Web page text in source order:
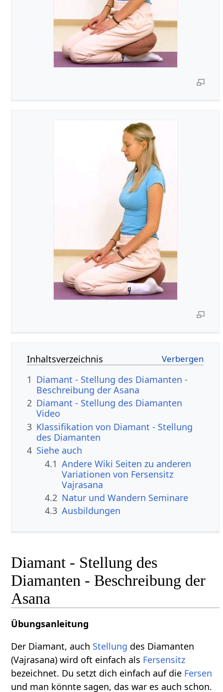
Inhaltsverzeichnis
1 Diamant - Stellung des Diamanten -
Beschreibung der Asana
2 Diamant - Stellung des Diamanten
Video
3 Klassifikation von Diamant - Stellung
des Diamanten
4 Siehe auch
4.1 Andere Wiki Seiten zu anderen
Variationen von Fersensitz
Vajrasana
4.2 Natur und Wandern Seminare
4.3 Ausbildungen
Diamant - Stellung des
Diamanten - Beschreibung der
Asana
Übungsanleitung
Der Diamant, auch Stellung des Diamanten
(Vajrasana) wird oft einfach als Fersensitz
bezeichnet. Du setzt dich einfach auf die Fersen
und man könnte sagen, das war es auch schon.